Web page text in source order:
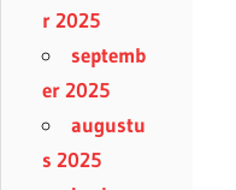
r 2025
septemb
er 2025
augustu
s 2025